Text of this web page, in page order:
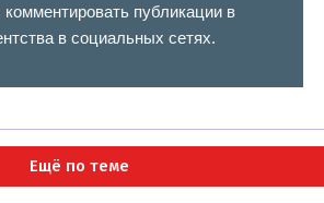
публикации в
в социальных сетях.
Ещё по теме